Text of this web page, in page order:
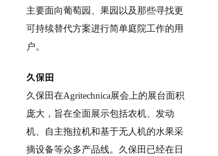
主要面向葡萄园、果园以及那些寻找更
可持续替代方案进行简单庭院工作的用
户。
久保田
久保田在Agritechnica展会上的展台面积
庞大，旨在全面展示包括农机、发动
机、自主拖拉机和基于无人机的水果采
摘设备等众多产品线。久保田已经在日